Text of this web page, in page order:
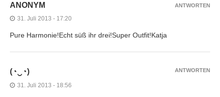
ANONYM
31. Juli 2013 - 17:20
Pure Harmonie!Echt süß ihr drei!Super Outfit!Katja
ANTWORTEN
(◔‿◔)
31. Juli 2013 - 18:56
ANTWORTEN